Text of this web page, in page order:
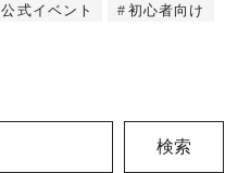
公式イベント 初心者向け
検索